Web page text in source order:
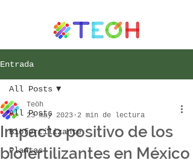
Entrada
All Posts
Biofertilizante
Plantas
All Posts
Impacto positivo de los
biofertilizantes en México
Teöh
23 may 2023 2 min de lectura